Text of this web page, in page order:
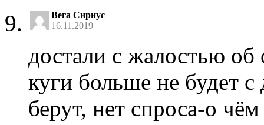
Вега Сириус
16.11.2019
достали с жалостью об
куги больше не будет
берут, нет спроса-о